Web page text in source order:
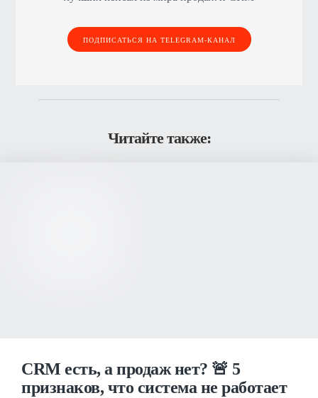
ПОДПИСАТЬСЯ НА TELEGRAM-КАНАЛ
Читайте также:
CRM есть, а продаж нет? 🚨 5
признаков, что система не работает